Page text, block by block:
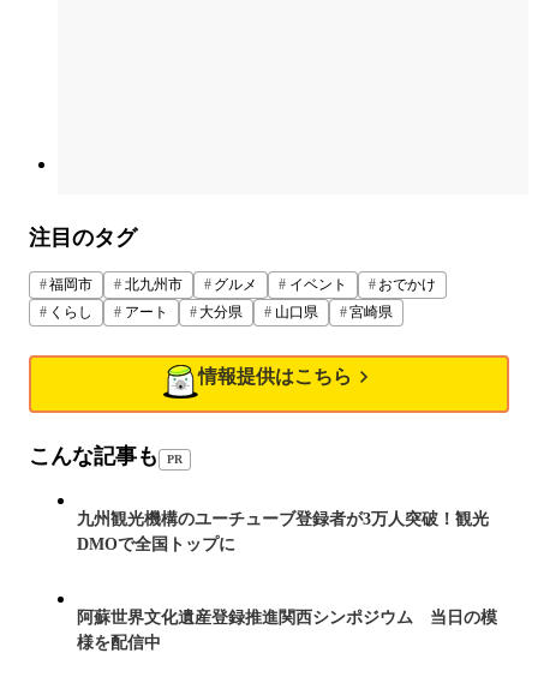
注目のタグ
福岡市 北九州市 グルメ イベント
おでかけ
くらし
アート 大分県 山口県 宮崎県
情報提供はこちら
こんな記事も PR
九州観光機構のユーチューブ登録者が3万人突破！観光
DMOで全国トップに
阿蘇世界文化遺産登録推進関西シンポジウム 当日の模
様を配信中